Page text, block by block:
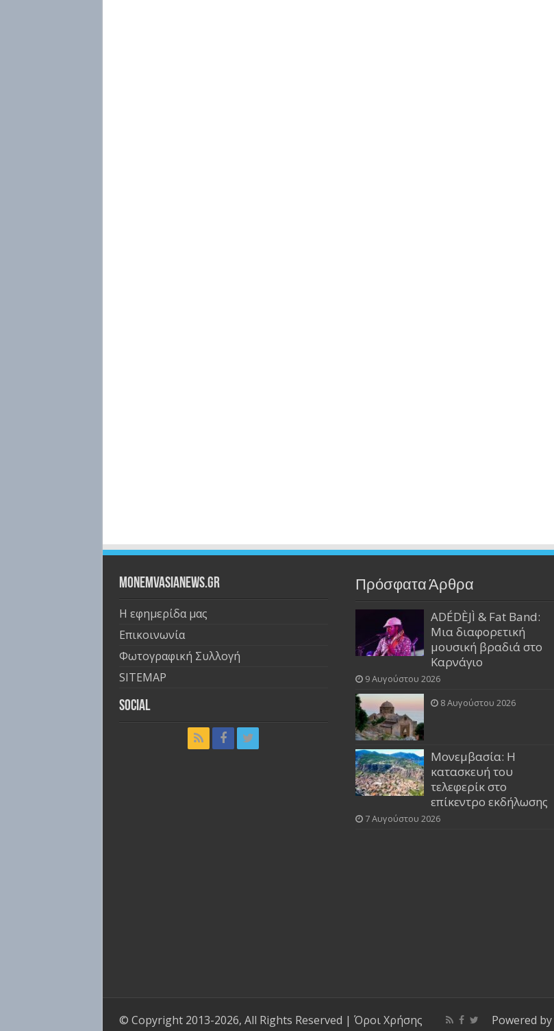
Monemvasianews.gr
Η εφημερίδα μας
Επικοινωνία
Φωτογραφική Συλλογή
SITEMAP
Social
Πρόσφατα Άρθρα
ADÉDÈJÌ & Fat Band:
Μια διαφορετική
μουσική βραδιά στο
Καρνάγιο
9 Αυγούστου 2026
8 Αυγούστου 2026
Μονεμβασία: Η
κατασκευή του
τελεφερίκ στο
επίκεντρο εκδήλωσης
7 Αυγούστου 2026
Powered by
© Copyright 2013-2026, All Rights Reserved | Όροι Χρήσης